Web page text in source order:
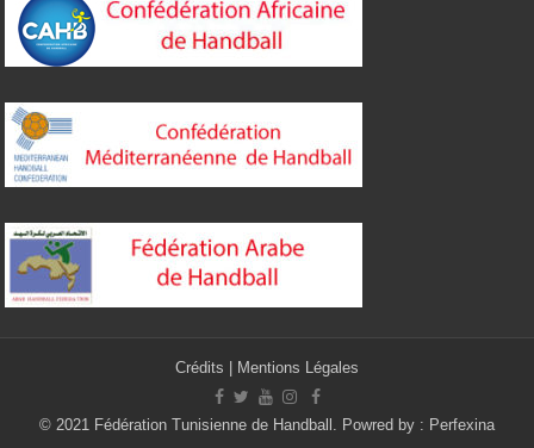
Crédits Mentions Légales
© 2021 Fédération Tunisienne de Handball. Powred by : Perfexina